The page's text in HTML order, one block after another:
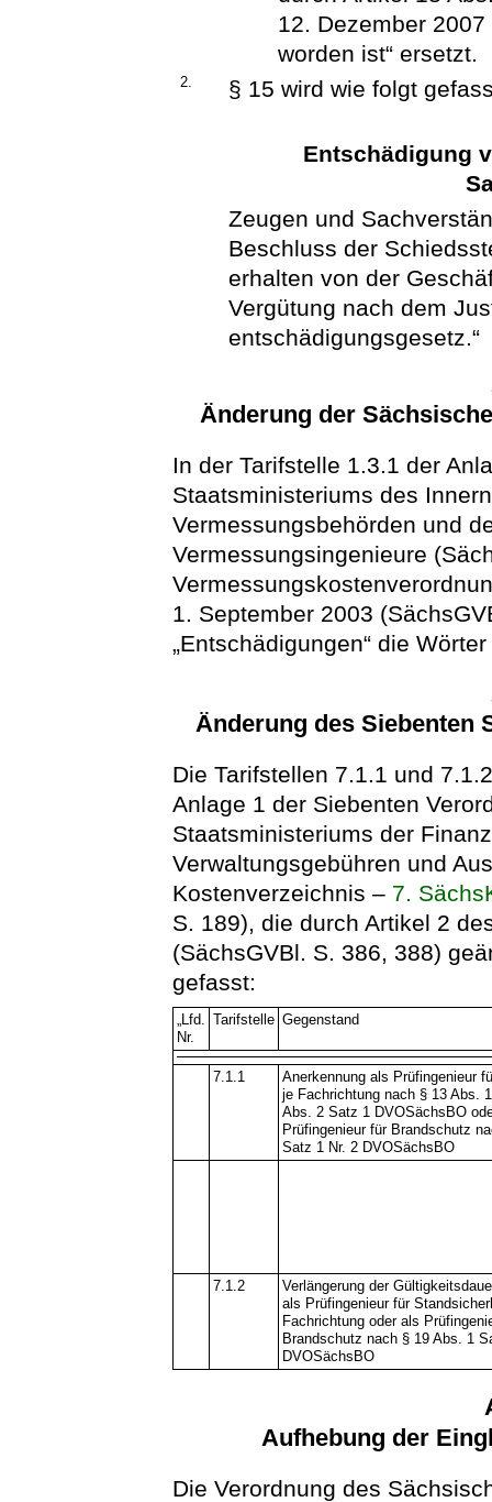
12. Dezember
worden ist“ ersetzt.
2. § 15 wird wie folgt
Entschädigung
Zeugen und
Beschluss der
erhalten von der
Vergütung nach dem
entschädigungsgesetz.“
Änderung der
In der Tarifstelle 1.3.1 der
Staatsministeriums des
Vermessungsbehörden und
Vermessungsingenieure
1. September 2003
„Entschädigungen“ die
Änderung des Siebenten
Die Tarifstellen 7.1.1 und
Anlage 1 der Siebenten
Staatsministeriums der
Verwaltungsgebühren und
Kostenverzeichnis – 7.
S. 189), die durch Artikel 2
(SächsGVBl. S. 386, 388)
gefasst:
„Lfd.
Nr.
Tarifstelle Gegenstand
7.1.1
Anerkennung als Prüfingenieur
je Fachrichtung nach § 13 Abs.
Abs. 2 Satz 1 DVOSächsBO
Prüfingenieur für Brandschutz
Satz 1 Nr. 2 DVOSächsBO
7.1.2
Verlängerung der
als Prüfingenieur für
Fachrichtung oder als
Brandschutz nach § 19 Abs. 1
DVOSächsBO
Aufhebung der
Die Verordnung des